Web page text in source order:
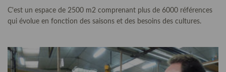
C'est un espace de 2500 m2 comprenant plus de 6000 références
qui évolue en fonction des saisons et des besoins des cultures.